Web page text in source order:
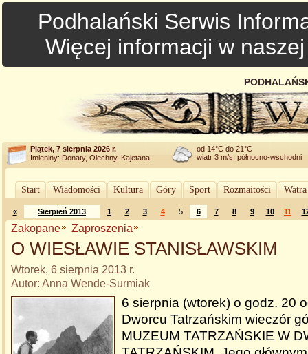
Podhalański Serwis
Więcej informacji w
Piątek, 7 sierpnia 2026 r.
Imieniny: Donaty, Olechny, Kajetana
od 14°C do 21°C
wiatr 3 m/s, północno-wschodni
Start Wiadomości Kultura Góry Sport Rozmaitości
« Sierpień 2013 1 2 3 4 5 6 7 8 9 10 11
Zakopane Zaproszenia
O WIESŁAWIE STANISŁAWSKIM
Wtorek, 6 sierpnia 2013 r.
Autor: Anna Wende-Surmiak
6 sierpnia (wtorek) o godz. 20
Dworcu Tatrzańskim wieczór
MUZEUM TATRZAŃSKIE W